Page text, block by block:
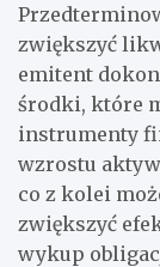
zwiększyć
emitent
środki, które
instrumenty
wzrostu
co z kolei
zwiększyć
wykup